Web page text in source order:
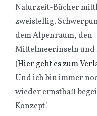
Naturzeit-Bücher
zweistellig.
dem Alpenraum, den
Mittelmeerinseln
(Hier geht es zum
Und ich bin immer
wieder ernsthaft
Konzept!